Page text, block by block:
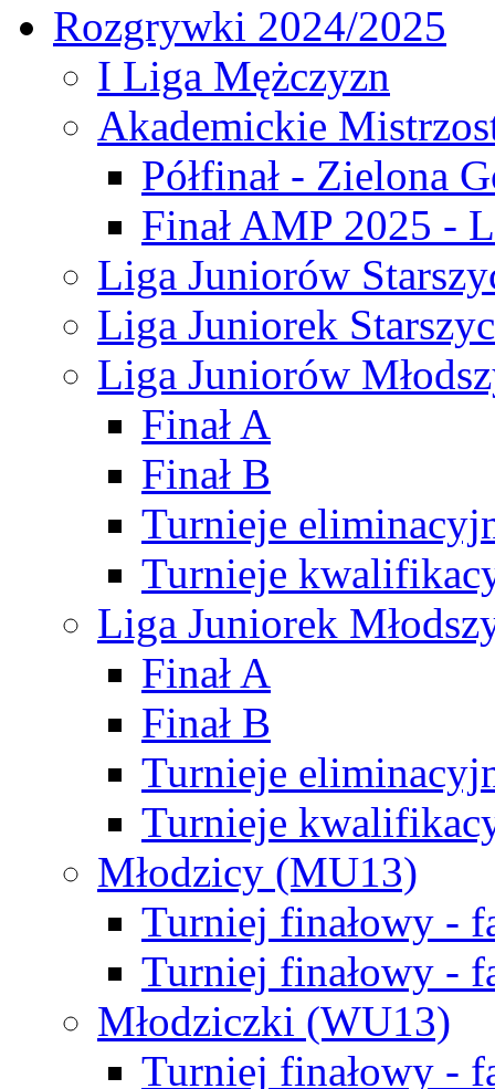
Rozgrywki 2024/2025
I Liga Mężczyzn
Akademickie
Półfinał - Zielona
Finał AMP 2025 -
Liga Juniorów
Liga Juniorek
Liga Juniorów
Finał A
Finał B
Turnieje
Turnieje
Liga Juniorek
Finał A
Finał B
Turnieje
Turnieje
Młodzicy (MU13)
Turniej finałowy -
Turniej finałowy -
Młodziczki (WU13)
Turniej finałowy -